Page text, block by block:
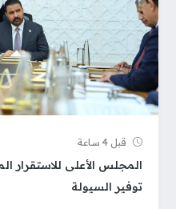
قبل 4 ساعة
المجلس الأعلى للاستقرار
توفير السيولة